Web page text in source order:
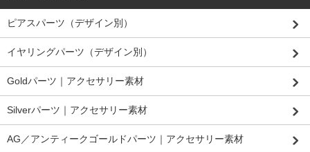
ピアスパーツ（デザイン別）
イヤリングパーツ（デザイン別）
Goldパーツ｜アクセサリー素材
Silverパーツ｜アクセサリー素材
AG／アンティークゴールドパーツ｜アクセサリー素材